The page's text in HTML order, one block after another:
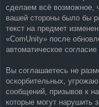
сделаем всё возможное,
вашей стороны было бы
текст на предмет
«ComUnity» после
автоматическое согласие
Вы соглашаетесь не
оскорбительных,
сообщений, призывов к
которые могут нарушить